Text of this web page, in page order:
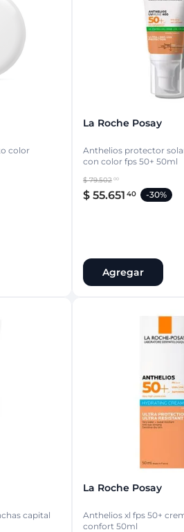
Talcos & polvos pédicos
Aerosoles pédicos
Polvos pédicos
Talcos corporales
color
La Roche Posay
Anthelios protector
con color fps 50+ 50ml
$ 79.502 00
$ 55.651 40 -30%
Agregar
capital
La Roche Posay
Anthelios xl fps 50+
confort 50ml